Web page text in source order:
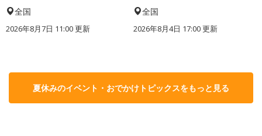
全国
2026年8月7日 11:00更新
全国
2026年8月4日 17:00更新
夏休みのイベント・おでかけトピックスをもっと見る